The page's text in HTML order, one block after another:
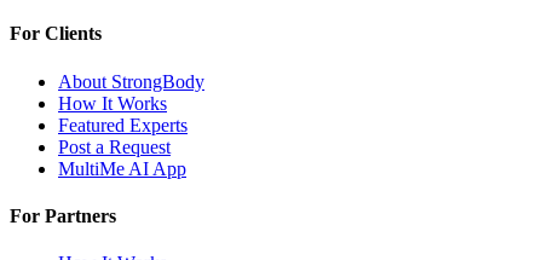
For Clients
About StrongBody
How It Works
Featured Experts
Post a Request
MultiMe AI App
For Partners